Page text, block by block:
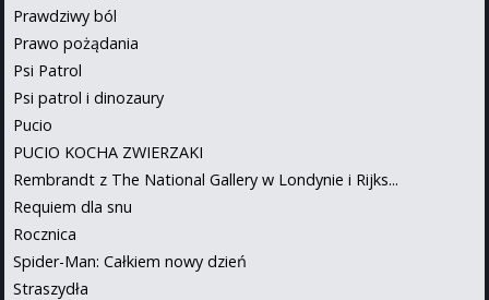
Prawdziwy ból
Prawo pożądania
Psi Patrol
Psi patrol i dinozaury
Pucio
PUCIO KOCHA ZWIERZAKI
Rembrandt z The National Gallery w Londynie i Rijks...
Requiem dla snu
Rocznica
Spider-Man: Całkiem nowy dzień
Straszydła